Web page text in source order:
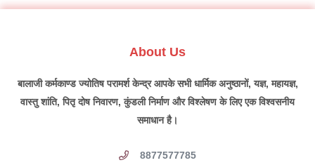
About Us
बालाजी कर्मकाण्ड ज्योतिष परामर्श केन्द्र आपके सभी धार्मिक अनुष्ठानों, यज्ञ, महायज्ञ,
वास्तु शांति, पितृ दोष निवारण, कुंडली निर्माण और विश्लेषण के लिए एक विश्वसनीय
समाधान है।
8877577785